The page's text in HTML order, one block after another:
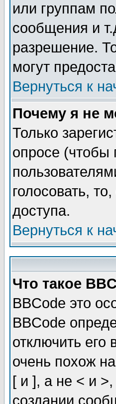
или группам
сообщения и
разрешение.
могут
Вернуться к
Почему я не
Только
опросе (чтобы
голосовать,
доступа.
Вернуться к
Что такое
BBCode это
BBCode
отключить
очень похож
[ и ], а не < и
создании